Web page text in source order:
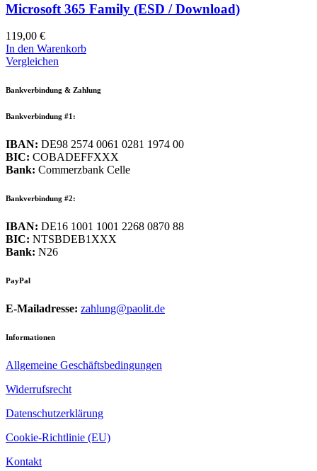
Microsoft 365 Family (ESD / Download)
119,00 €
In den Warenkorb
Vergleichen
Bankverbindung & Zahlung
Bankverbindung #1:
IBAN: DE98 2574 0061 0281 1974 00
BIC: COBADEFFXXX
Bank: Commerzbank Celle
Bankverbindung #2:
IBAN: DE16 1001 1001 2268 0870 88
BIC: NTSBDEB1XXX
Bank: N26
PayPal
E-Mailadresse: zahlung@paolit.de
Informationen
Allgemeine Geschäftsbedingungen
Widerrufsrecht
Datenschutzerklärung
Cookie-Richtlinie (EU)
Kontakt